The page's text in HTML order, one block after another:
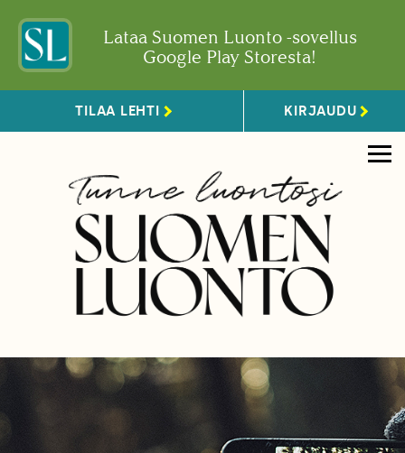
Lataa Suomen Luonto -sovellus
Google Play Storesta!
TILAA LEHTI KIRJAUDU